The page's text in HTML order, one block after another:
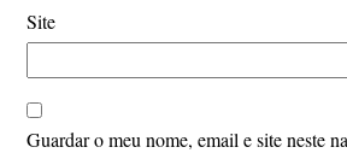
Site
Guardar o meu nome, email e site neste